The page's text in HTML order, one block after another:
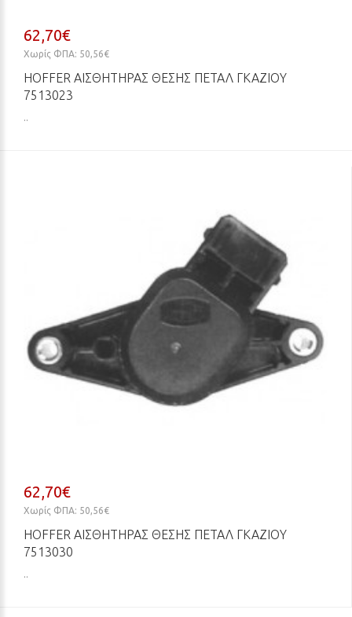
62,70€
Χωρίς ΦΠΑ: 50,56€
HOFFER ΑΙΣΘΗΤΉΡΑΣ ΘΈΣΗΣ ΠΕΤΑΛ ΓΚΑΖΙΟΎ
7513023
..
62,70€
Χωρίς ΦΠΑ: 50,56€
HOFFER ΑΙΣΘΗΤΉΡΑΣ ΘΈΣΗΣ ΠΕΤΑΛ ΓΚΑΖΙΟΎ
7513030
..